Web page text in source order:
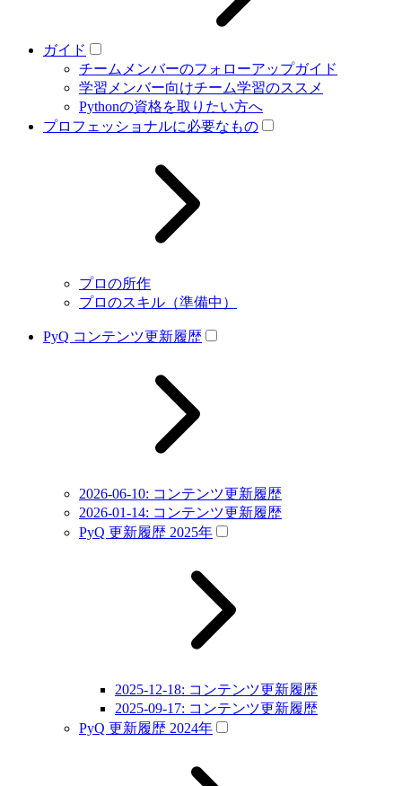
ガイド
チームメンバーのフォローアップガイド
学習メンバー向けチーム学習のススメ
Pythonの資格を取りたい方へ
プロフェッショナルに必要なもの
プロの所作
プロのスキル（準備中）
PyQ コンテンツ更新履歴
2026-06-10: コンテンツ更新履歴
2026-01-14: コンテンツ更新履歴
PyQ 更新履歴 2025年
2025-12-18: コンテンツ更新履歴
2025-09-17: コンテンツ更新履歴
PyQ 更新履歴 2024年